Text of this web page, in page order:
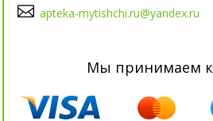
apteka-mytishchi.ru@yandex.ru
Мы принимаем к